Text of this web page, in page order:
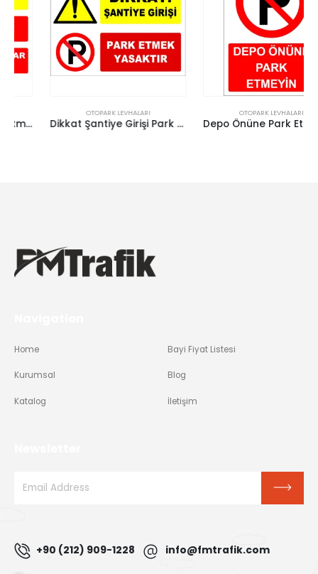
OTOPARK LEVHALARI
Dikkat Şantiye Girişi Park Etmek Yasaktır Levhası
OTOPARK LEVHALARI
Depo Önüne Park Etmeyin Levhası Uyarı Park Yasağı
Home
Kurumsal
Katalog
Bayi Fiyat Listesi
Blog
İletişim
+90 (212) 909-1228 info@fmtrafik.com